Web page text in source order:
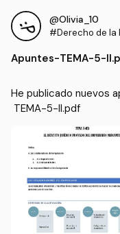
@Olivia_10
#Derecho de la
Apuntes-TEMA-5-
He publicado nuevos
TEMA-5-II.pdf